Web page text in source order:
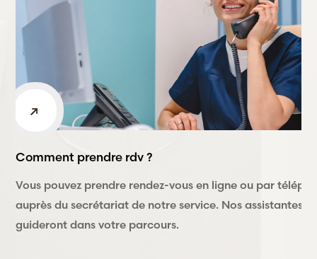
Comment prendre rdv ?
Vous pouvez prendre rendez-vous en ligne ou par
auprès du secrétariat de notre service. Nos assistantes
guideront dans votre parcours.